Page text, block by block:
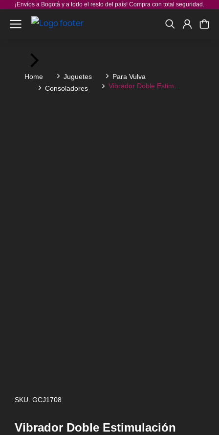
¡Envíos a Bogotá y a todo el resto del país! Compra con total seguridad.
You are here:
Home Juguetes
Para Vulva
Consoladores
Vibrador Doble Estim…
SKU: GCJ1708
Vibrador Doble Estimulación